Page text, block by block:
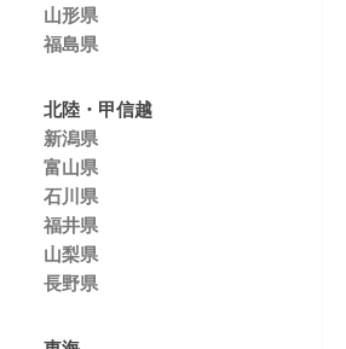
山形県
福島県
北陸・甲信越
新潟県
富山県
石川県
福井県
山梨県
長野県